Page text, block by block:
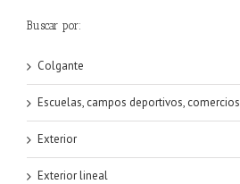
Buscar por:
Colgante
Escuelas, campos deportivos, comercios
Exterior
Exterior lineal